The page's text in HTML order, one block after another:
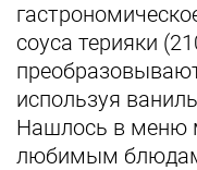
соуса терияки
используя
Нашлось в меню
любимым